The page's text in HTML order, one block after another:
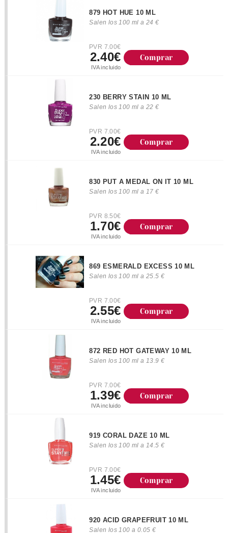
879 HOT HUE 10 ML
Salen los 100 ml a 24 €
PVR 7.00€
2.40€
IVA incluido
Comprar
230 BERRY STAIN 10 ML
Salen los 100 ml a 22 €
PVR 7.00€
2.20€
IVA incluido
Comprar
830 PUT A MEDAL ON IT 10 ML
Salen los 100 ml a 17 €
PVR 8.50€
1.70€
IVA incluido
Comprar
869 ESMERALD EXCESS 10 ML
Salen los 100 ml a 25.5 €
PVR 7.00€
2.55€
IVA incluido
Comprar
872 RED HOT GATEWAY 10 ML
Salen los 100 ml a 13.9 €
PVR 7.00€
1.39€
IVA incluido
Comprar
919 CORAL DAZE 10 ML
Salen los 100 ml a 14.5 €
PVR 7.00€
1.45€
IVA incluido
Comprar
920 ACID GRAPEFRUIT 10 ML
Salen los 100 a 0.05 €